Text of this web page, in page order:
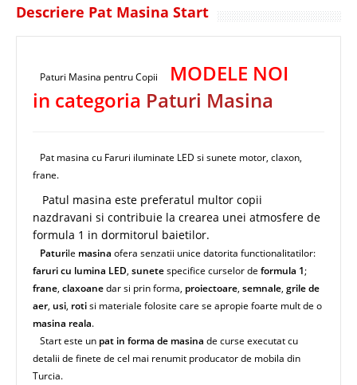
Descriere Pat Masina Start
Paturi Masina pentru Copii
MODELE NOI
in categoria Paturi Masina
Pat masina cu Faruri iluminate LED si sunete motor, claxon,
frane.
Patul masina este preferatul multor copii
nazdravani si contribuie la crearea unei atmosfere de
formula 1 in dormitorul baietilor.
Paturile masina ofera senzatii unice datorita functionalitatilor:
faruri cu lumina LED, sunetespecifice curselor de formula 1;
frane, claxoanedar si prin forma, proiectoare, semnale, grile de
aer, usi, rotisi materiale folosite care se apropie foarte mult de o
masina reala.
Start este un pat in forma de masina de curse executat cu
detalii de finete de cel mai renumit producator de mobila din
Turcia.